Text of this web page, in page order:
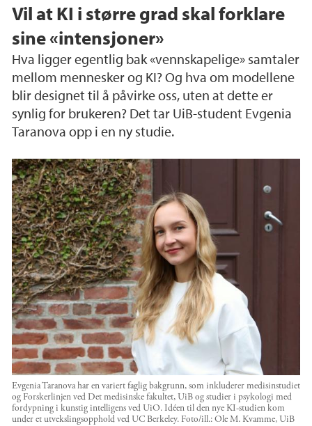
Vil at KI i større grad skal forklare
sine «intensjoner»
Hva ligger egentlig bak «vennskapelige» samtaler
mellom mennesker og KI? Og hva om modellene
blir designet til å påvirke oss, uten at dette er
synlig for brukeren? Det tar UiB-student Evgenia
Taranova opp i en ny studie.
Evgenia Taranova har en variert faglig bakgrunn, som inkluderer medisinstudiet
og Forskerlinjen ved Det medisinske fakultet, UiB og studier i psykologi med
fordypning i kunstig intelligens ved UiO. Idéen til den nye KI-studien kom
under et utvekslingsopphold ved UC Berkeley. Foto/ill.:Ole M. Kvamme, UiB